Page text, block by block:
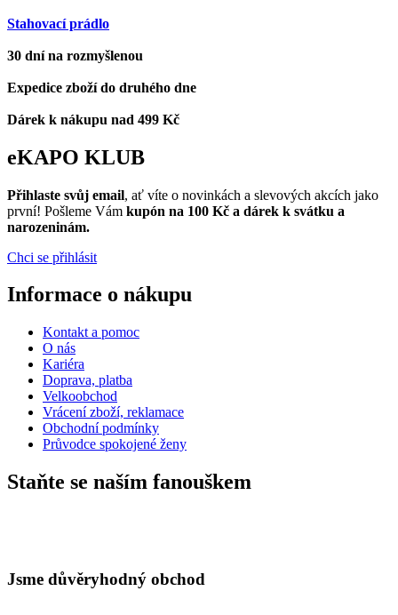
Stahovací prádlo
30 dní na rozmyšlenou
Expedice zboží do druhého dne
Dárek k nákupu nad 499 Kč
eKAPO KLUB
Přihlaste svůj email, ať víte o novinkách a slevových akcích jako
první! Pošleme Vám kupón na 100 Kč a dárek k svátku a
narozeninám.
Chci se přihlásit
Informace o nákupu
Kontakt a pomoc
O nás
Kariéra
Doprava, platba
Velkoobchod
Vrácení zboží, reklamace
Obchodní podmínky
Průvodce spokojené ženy
Staňte se naším fanouškem
Jsme důvěryhodný obchod